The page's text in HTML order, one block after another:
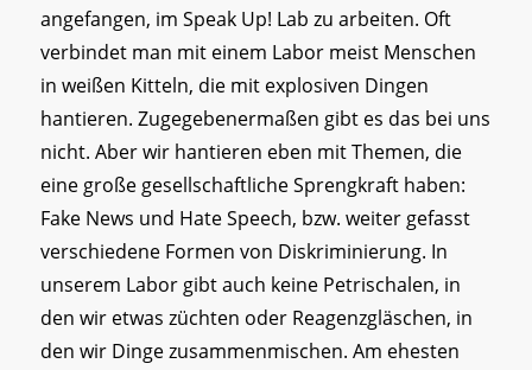
angefangen, im Speak Up! Lab zu arbeiten. Oft
verbindet man mit einem Labor meist Menschen
in weißen Kitteln, die mit explosiven Dingen
hantieren. Zugegebenermaßen gibt es das bei uns
nicht. Aber wir hantieren eben mit Themen, die
eine große gesellschaftliche Sprengkraft haben:
Fake News und Hate Speech, bzw. weiter gefasst
verschiedene Formen von Diskriminierung. In
unserem Labor gibt auch keine Petrischalen, in
den wir etwas züchten oder Reagenzgläschen, in
den wir Dinge zusammenmischen. Am ehesten